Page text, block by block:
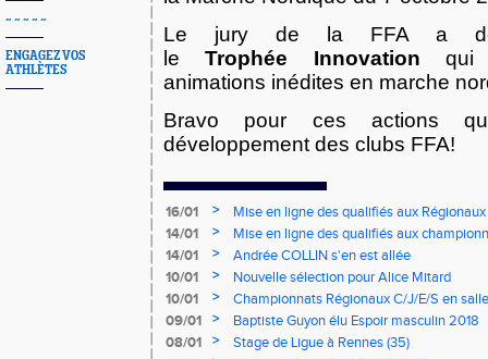
~ ~ ~ ~ ~
ENGAGEZ VOS
ATHLÈTES
Le jury de la FFA a
leTrophée Innovation qui
animations inédites en marche
Bravo pour ces actions
développement des clubs FFA!
16/01 >
Mise en ligne des qualifiés aux
14/01
>
Mise en ligne des qualifiés aux
14/01
>
Andrée COLLIN s'en est allée
10/01
>
Nouvelle sélection pour Alice Mitard
10/01
>
Championnats Régionaux C/J/E/S en
mercredi à 9h00
09/01 >
Baptiste Guyon élu Espoir masculin 2018
08/01
>
Stage de Ligue à Rennes (35)